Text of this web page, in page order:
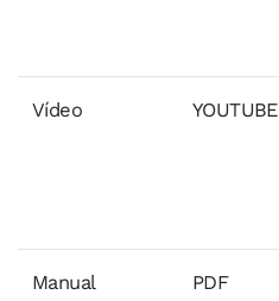
Vídeo YOUTUBE
Manual
PDF